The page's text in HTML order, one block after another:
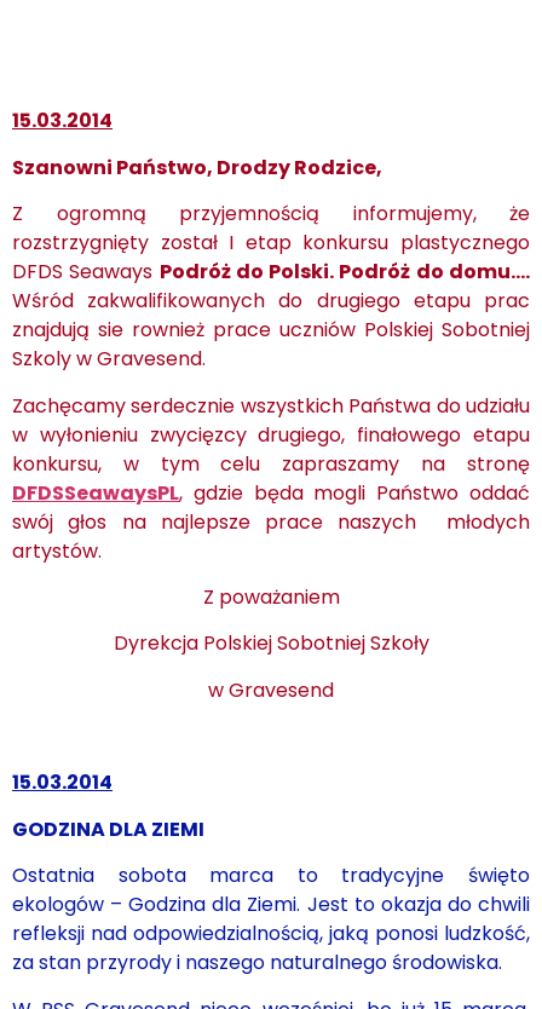
15.03.2014
Szanowni Państwo, Drodzy Rodzice,
Z ogromną przyjemnością informujemy, że
rozstrzygnięty został I etap konkursu plastycznego
DFDS Seaways Podróż do Polski. Podróż do domu….
Wśród zakwalifikowanych do drugiego etapu prac
znajdują sie rownież prace uczniów Polskiej Sobotniej
Szkoly w Gravesend.
Zachęcamy serdecznie wszystkich Państwa do udziału
w wyłonieniu zwycięzcy drugiego, finałowego etapu
konkursu, w tym celu zapraszamy na stronę
DFDSSeawaysPL, gdzie będa mogli Państwo oddać
swój głos na najlepsze prace naszych
młodych
artystów.
Z poważaniem
Dyrekcja Polskiej Sobotniej Szkoły
w Gravesend
15.03.2014
GODZINA DLA ZIEMI
Ostatnia sobota marca to tradycyjne święto
ekologów – Godzina dla Ziemi. Jest to okazja do chwili
refleksji nad odpowiedzialnością, jaką ponosi ludzkość,
za stan przyrody i naszego naturalnego środowiska.